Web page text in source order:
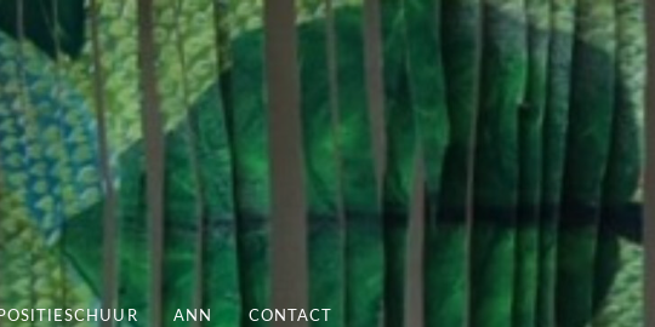
ANN CONTACT